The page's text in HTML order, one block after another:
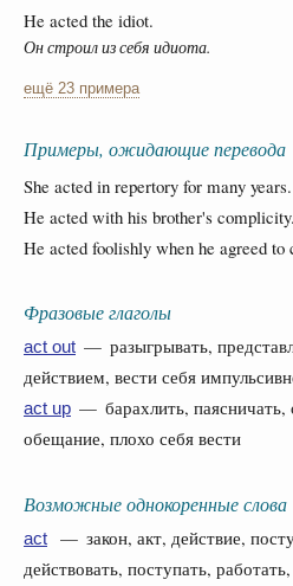
He acted the idiot.
Он строил из себя идиота.
ещё 23 примера
Примеры, ожидающие перевода
She acted in repertory for many years.
He acted with his brother's complicity.
He acted foolishly when he agreed to
Фразовые глаголы
act out — разыгрывать,
действием, вести себя
act up — барахлить, паясничать,
обещание, плохо себя вести
Возможные однокоренные слова
act
— закон, акт, действие,
действовать, поступать,